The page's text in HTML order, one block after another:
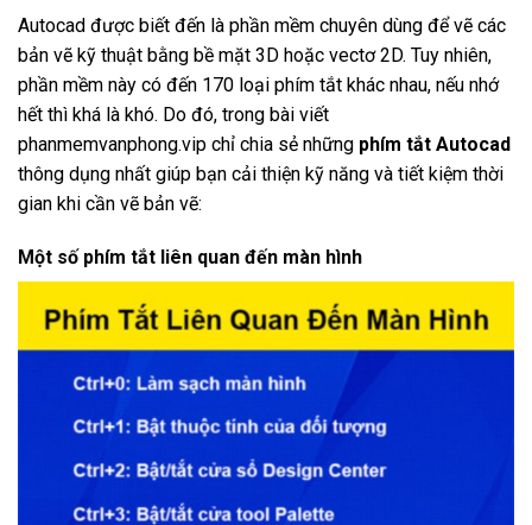
Autocad được biết đến là phần mềm chuyên dùng để vẽ các
bản vẽ kỹ thuật bằng bề mặt 3D hoặc vectơ 2D. Tuy nhiên,
phần mềm này có đến 170 loại phím tắt khác nhau, nếu nhớ
hết thì khá là khó. Do đó, trong bài viết
phanmemvanphong.vip chỉ chia sẻ những phím tắt Autocad
thông dụng nhất giúp bạn cải thiện kỹ năng và tiết kiệm thời
gian khi cần vẽ bản vẽ:
Một số phím tắt liên quan đến màn hình